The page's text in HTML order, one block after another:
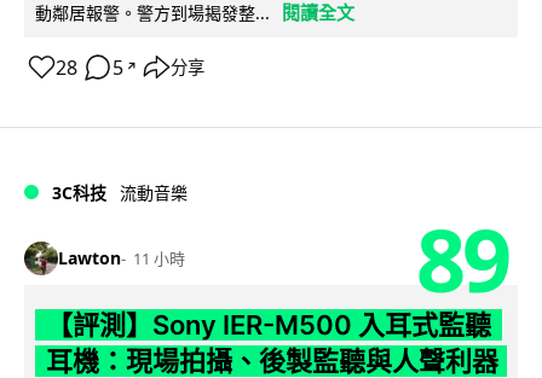
動鄰居報警。警方到場揭發整... 閱讀全文
28 5 ↗ 分享
3C科技 流動音樂
Lawton 11 小時 89
【評測】Sony IER-M500 入耳式監聽
耳機：現場拍攝、後製監聽與人聲利器